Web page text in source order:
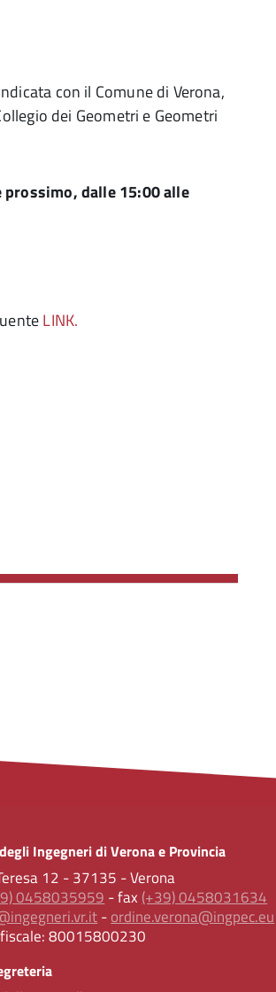
con il Comune di Verona,
dei Geometri e Geometri
prossimo, dalle 15:00 alle
LINK.
Ingegneri di Verona e Provincia
12 - 37135 - Verona
0458035959 - fax (+39) 0458031634
-ordine.verona@ingpec.eu
80015800230